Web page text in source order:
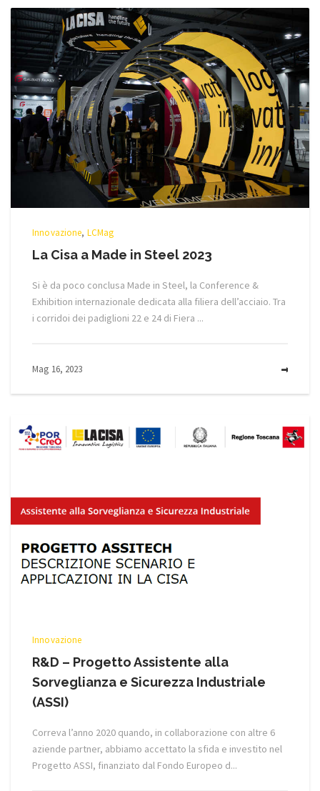
Innovazione, LCMag
La Cisa a Made in Steel 2023
Si è da poco conclusa Made in Steel, la Conference &
Exhibition internazionale dedicata alla filiera dell’acciaio. Tra
i corridoi dei padiglioni 22 e 24 di Fiera ...
Mag 16, 2023
Innovazione
R&D – Progetto Assistente alla
Sorveglianza e Sicurezza Industriale
(ASSI)
Correva l’anno 2020 quando, in collaborazione con altre 6
aziende partner, abbiamo accettato la sfida e investito nel
Progetto ASSI, finanziato dal Fondo Europeo d...